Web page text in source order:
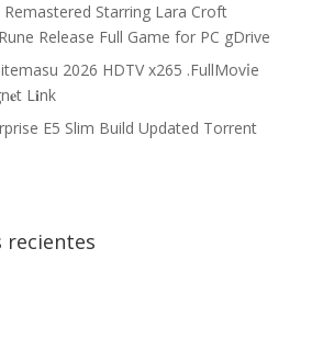
Starring Lara Croft
Release Full Game for PC gDrive
2026 HDTV x265 .FullMov𝗂e
L𝐢nk
E5 Slim Build Updated Torrent
recientes